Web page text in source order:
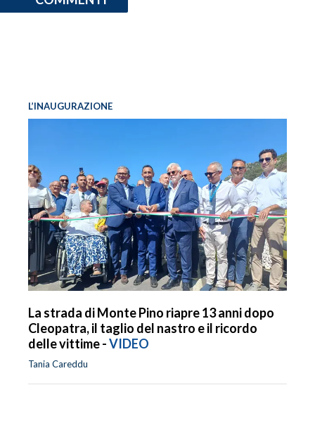
L’INAUGURAZIONE
La strada di Monte Pino riapre 13 anni dopo
Cleopatra, il taglio del nastro e il ricordo
delle vittime -VIDEO
Tania Careddu